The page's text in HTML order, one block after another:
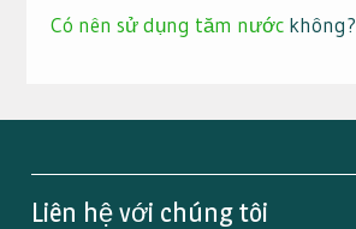
Có nên sử dụng tăm nướckhông?
Liên hệ với chúng tôi